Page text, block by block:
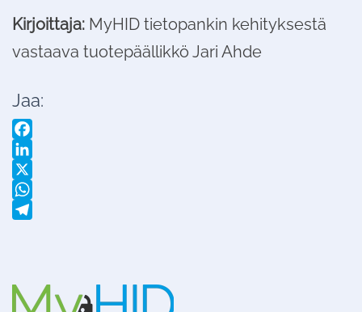
Kirjoittaja: MyHID tietopankin kehityksestä
vastaava tuotepäällikkö Jari Ahde
Jaa:
Facebook
LinkedIn
X
WhatsApp